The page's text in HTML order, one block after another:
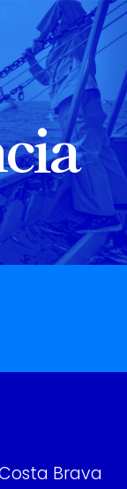
Brava